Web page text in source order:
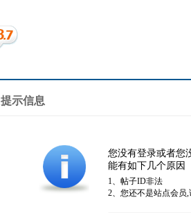
提示信息
您没有登录或者您
能有如下几个原因
1、帖子ID非法
2、您还不是站点会员